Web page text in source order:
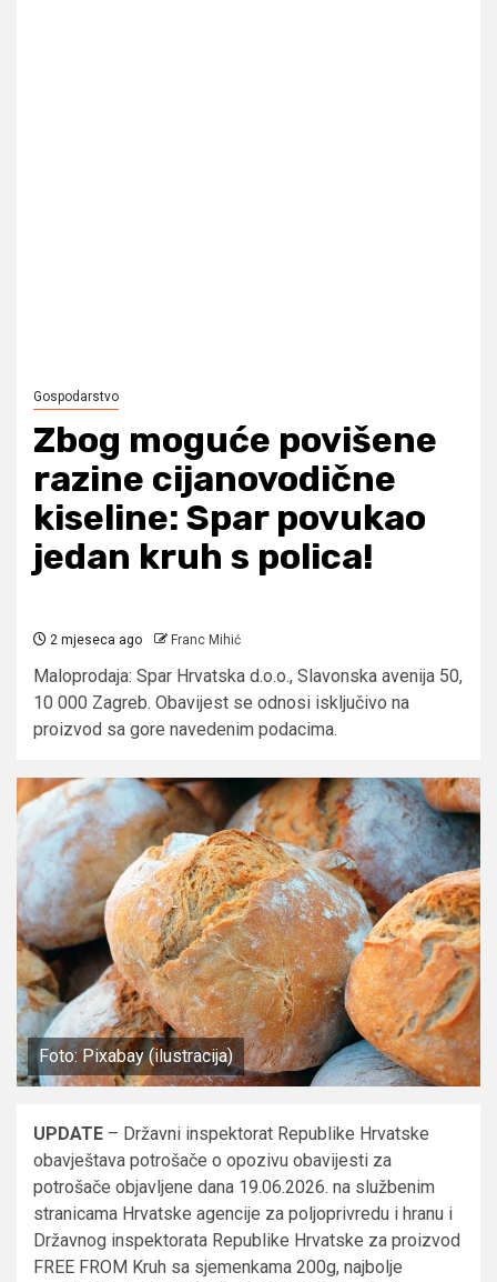
Gospodarstvo
Zbog moguće povišene
razine cijanovodične
kiseline: Spar povukao
jedan kruh s polica!
2 mjeseca ago Franc Mihić
Maloprodaja: Spar Hrvatska d.o.o., Slavonska avenija 50,
10 000 Zagreb. Obavijest se odnosi isključivo na
proizvod sa gore navedenim podacima.
Foto: Pixabay (ilustracija)
UPDATE – Državni inspektorat Republike Hrvatske
obavještava potrošače o opozivu obavijesti za
potrošače objavljene dana 19.06.2026. na službenim
stranicama Hrvatske agencije za poljoprivredu i hranu i
Državnog inspektorata Republike Hrvatske za proizvod
FREE FROM Kruh sa sjemenkama 200g, najbolje